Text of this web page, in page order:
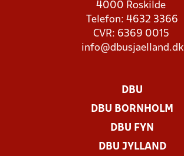
4000 Roskilde
Telefon: 4632 3366
CVR: 6369 0015
info@dbusjaelland.dk
DBU
DBU BORNHOLM
DBU FYN
DBU JYLLAND